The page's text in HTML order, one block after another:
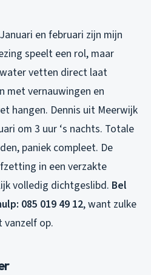
en februari zijn mijn
speelt een rol, maar
vetten direct laat
met vernauwingen en
hangen. Dennis uit Meerwijk
om 3 uur ‘s nachts. Totale
paniek compleet. De
in een verzakte
volledig dichtgeslibd. Bel
085 019 49 12, want zulke
vanzelf op.